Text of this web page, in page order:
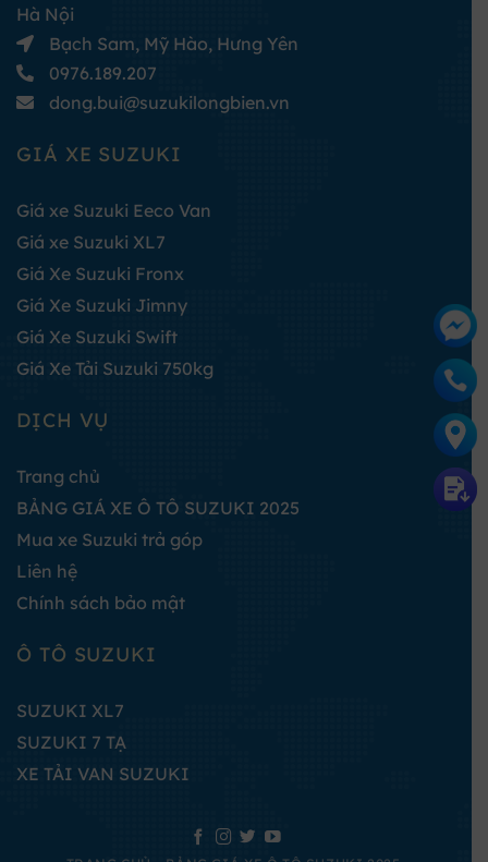
Hà Nội
Bạch Sam, Mỹ Hào, Hưng Yên
0976.189.207
dong.bui@suzukilongbien.vn
GIÁ XE SUZUKI
Giá xe Suzuki Eeco Van
Giá xe Suzuki XL7
Giá Xe Suzuki Fronx
Giá Xe Suzuki Jimny
Giá Xe Suzuki Swift
Giá Xe Tải Suzuki 750kg
DỊCH VỤ
Trang chủ
BẢNG GIÁ XE Ô TÔ SUZUKI 2025
Mua xe Suzuki trả góp
Liên hệ
Chính sách bảo mật
Ô TÔ SUZUKI
SUZUKI XL7
SUZUKI 7 TẠ
XE TẢI VAN SUZUKI